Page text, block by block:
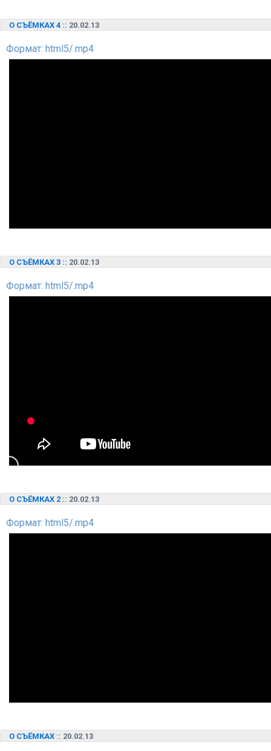
О СЪЁМКАХ 4 :: 20.02.13
Формат: html5/.mp4
О СЪЁМКАХ 3 :: 20.02.13
Формат: html5/.mp4
О СЪЁМКАХ 2 :: 20.02.13
Формат: html5/.mp4
О СЪЁМКАХ :: 20.02.13